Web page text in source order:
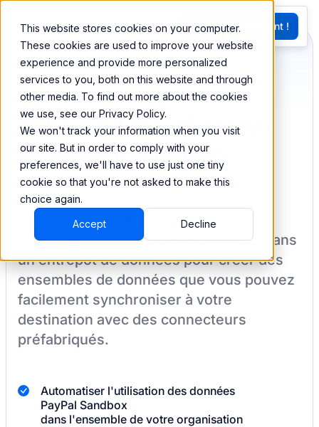
This website stores cookies on your computer.
These cookies are used to improve your website
experience and provide more personalized
services to you, both on this website and through
other media. To find out more about the cookies
we use, see our Privacy Policy.
We won't track your information when you visit
our site. But in order to comply with your
preferences, we'll have to use just one tiny
cookie so that you're not asked to make this
choice again.
Accept Decline
EN
G
Essayez Maintenant !
Synchronisez et
combinez vos données
de Paypal Sandbox
BEEM vous permet de charger vos
données à partir dePayPal Sandbox
dans
un entrepôt de données pour créer des
ensembles de données que vous pouvez
facilement synchroniser à votre
destination avec des connecteurs
préfabriqués.
Automatiser l'utilisation des données
PayPal Sandbox
dans l'ensemble de votre organisation